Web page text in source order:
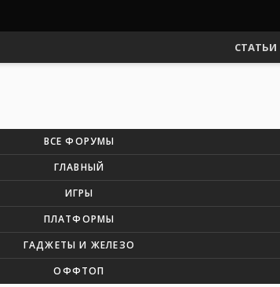
СТАТЬИ
ВСЕ ФОРУМЫ
ГЛАВНЫЙ
ИГРЫ
ПЛАТФОРМЫ
ГАДЖЕТЫ И ЖЕЛЕЗО
ОФФТОП